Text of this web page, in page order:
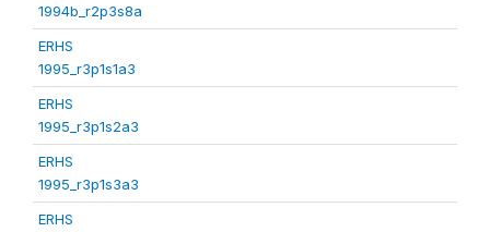
1994b_r2p3s8a
ERHS
1995_r3p1s1a3
ERHS
1995_r3p1s2a3
ERHS
1995_r3p1s3a3
ERHS